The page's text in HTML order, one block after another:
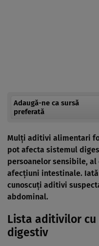
Adaugă-ne ca sursă
preferată
Mulți aditivi alimentari
pot afecta sistemul
persoanelor sensibile,
afecțiuni intestinale.
cunoscuți aditivi
abdominal.
Lista aditivilor
digestiv